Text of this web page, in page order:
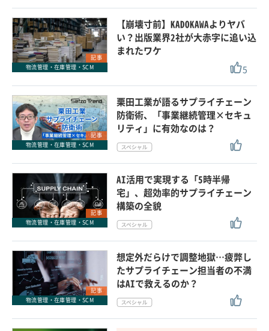
記事
物流管理・在庫管理・SCM
【崩壊寸前】KADOKAWAよりヤバ
い？出版業界2社が大赤字に追い込
まれたワケ
5
記事
物流管理・在庫管理・SCM
栗田工業が語るサプライチェーン
防衛術、「事業継続管理×セキュ
リティ」に有効なのは？
記事
物流管理・在庫管理・SCM
AI活用で実現する「5時半帰
宅」、超効率的サプライチェーン
構築の全貌
記事
物流管理・在庫管理・SCM
想定外だらけで調整地獄…疲弊し
たサプライチェーン担当者の不満
はAIで救えるのか？